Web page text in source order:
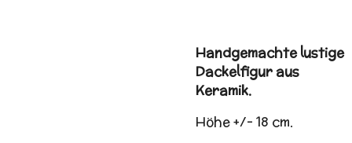
Handgemachte lustige
Dackelfigur aus
Keramik.
Höhe +/- 18 cm.